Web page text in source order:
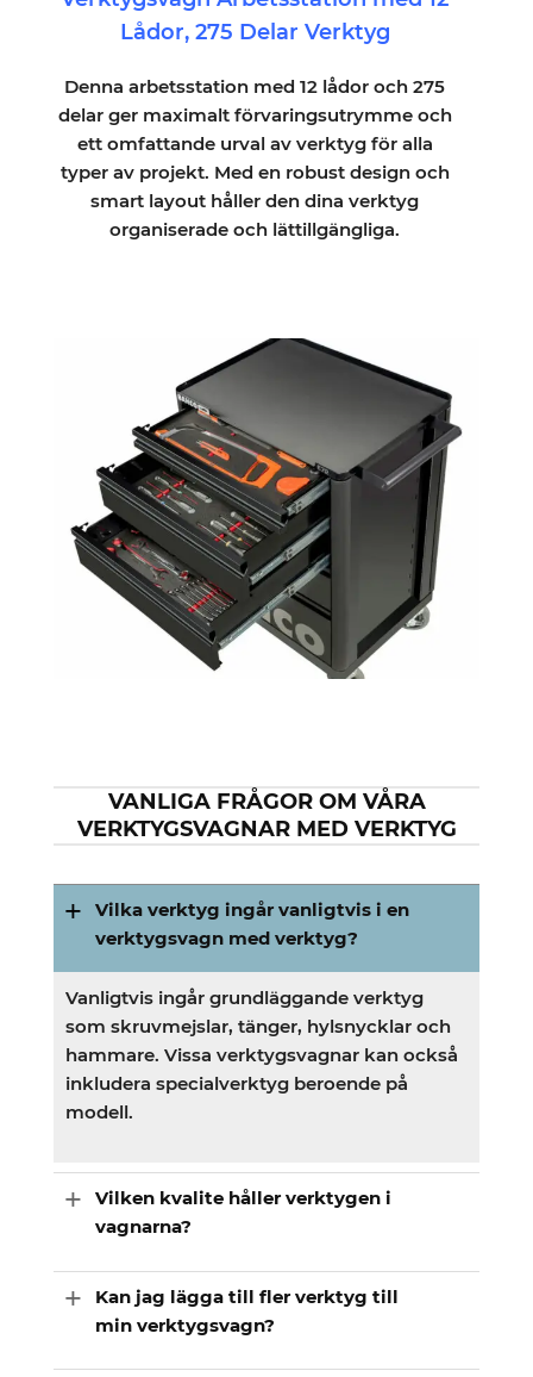
Lådor, 275 Delar Verktyg
Denna arbetsstation med 12 lådor och 275
delar ger maximalt förvaringsutrymme och
ett omfattande urval av verktyg för alla
typer av projekt. Med en robust design och
smart layout håller den dina verktyg
organiserade och lättillgängliga.
VANLIGA FRÅGOR OM VÅRA
VERKTYGSVAGNAR MED VERKTYG
Vilka verktyg ingår vanligtvis i en
verktygsvagn med verktyg?
Vanligtvis ingår grundläggande verktyg
som skruvmejslar, tänger, hylsnycklar och
hammare. Vissa verktygsvagnar kan också
inkludera specialverktyg beroende på
modell.
Vilken kvalite håller verktygen i
vagnarna?
Kan jag lägga till fler verktyg till
min verktygsvagn?